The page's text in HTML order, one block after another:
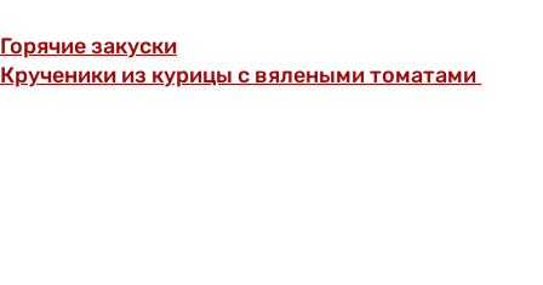
Горячие закуски
Крученики из курицы с вялеными томатами